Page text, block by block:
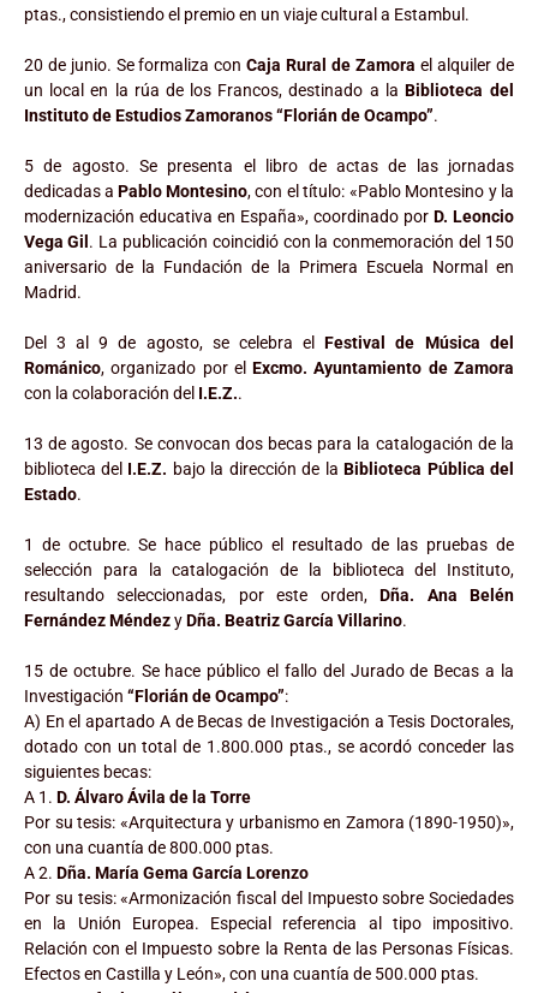
ptas., consistiendo el premio en un viaje cultural a Estambul.
20 de junio. Se formaliza con Caja Rural de Zamora el alquiler de
un local en la rúa de los Francos, destinado a la Biblioteca del
Instituto de Estudios Zamoranos “Florián de Ocampo”.
5 de agosto. Se presenta el libro de actas de las jornadas
dedicadas a Pablo Montesino, con el título: «Pablo Montesino y la
modernización educativa en España», coordinado por D. Leoncio
Vega Gil. La publicación coincidió con la conmemoración del 150
aniversario de la Fundación de la Primera Escuela Normal en
Madrid.
Del 3 al 9 de agosto, se celebra el Festival de Música del
Románico, organizado por el Excmo. Ayuntamiento de Zamora
con la colaboración del I.E.Z..
13 de agosto. Se convocan dos becas para la catalogación de la
biblioteca del I.E.Z. bajo la dirección de la Biblioteca Pública del
Estado.
1 de octubre. Se hace público el resultado de las pruebas de
selección para la catalogación de la biblioteca del Instituto,
resultando seleccionadas, por este orden, Dña. Ana Belén
Fernández MéndezyDña. Beatriz García Villarino.
15 de octubre. Se hace público el fallo del Jurado de Becas a la
Investigación “Florián de Ocampo”:
A) En el apartado A de Becas de Investigación a Tesis Doctorales,
dotado con un total de 1.800.000 ptas., se acordó conceder las
siguientes becas:
A 1. D. Álvaro Ávila de la Torre
Por su tesis: «Arquitectura y urbanismo en Zamora (1890-1950)»,
con una cuantía de 800.000 ptas.
A 2. Dña. María Gema García Lorenzo
Por su tesis: «Armonización fiscal del Impuesto sobre Sociedades
en la Unión Europea. Especial referencia al tipo impositivo.
Relación con el Impuesto sobre la Renta de las Personas Físicas.
Efectos en Castilla y León», con una cuantía de 500.000 ptas.